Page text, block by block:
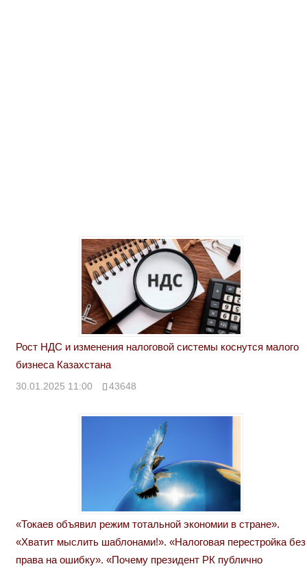
Рост НДС и изменения налоговой системы коснутся малого
бизнеса Казахстана
30.01.2025 11:00 43648
«Токаев объявил режим тотальной экономии в стране».
«Хватит мыслить шаблонами!». «Налоговая перестройка без
права на ошибку». «Почему президент РК публично